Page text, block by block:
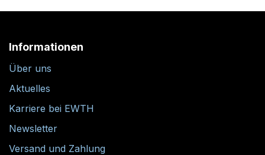
Informationen
Über uns
Aktuelles
Karriere bei EWTH
Newsletter
Versand und Zahlung